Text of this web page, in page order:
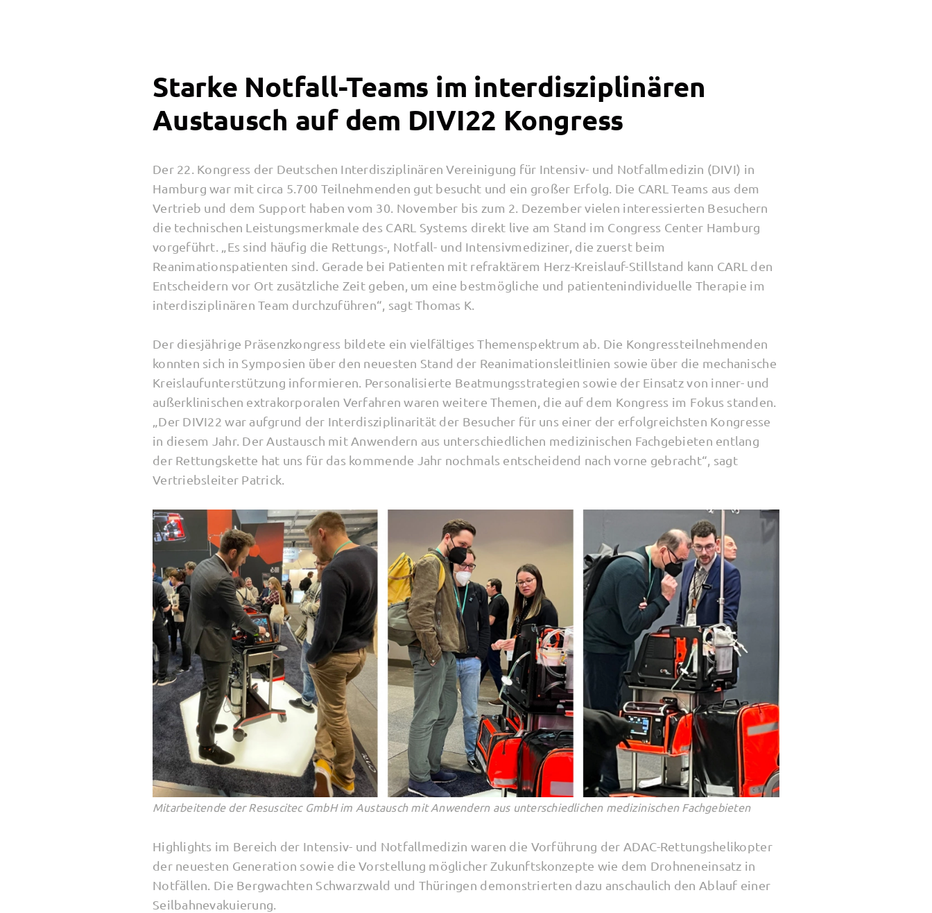
Starke Notfall-Teams im interdisziplinären
Austausch auf dem DIVI22 Kongress
Der 22. Kongress der Deutschen Interdisziplinären Vereinigung für Intensiv- und Notfallmedizin (DIVI) in
Hamburg war mit circa 5.700 Teilnehmenden gut besucht und ein großer Erfolg. Die CARL Teams aus dem
Vertrieb und dem Support haben vom 30. November bis zum 2. Dezember vielen interessierten Besuchern
die technischen Leistungsmerkmale des CARL Systems direkt live am Stand im Congress Center Hamburg
vorgeführt. „Es sind häufig die Rettungs-, Notfall- und Intensivmediziner, die zuerst beim
Reanimationspatienten sind. Gerade bei Patienten mit refraktärem Herz-Kreislauf-Stillstand kann CARL den
Entscheidern vor Ort zusätzliche Zeit geben, um eine bestmögliche und patientenindividuelle Therapie im
interdisziplinären Team durchzuführen“, sagt Thomas K.
Der diesjährige Präsenzkongress bildete ein vielfältiges Themenspektrum ab. Die Kongressteilnehmenden
konnten sich in Symposien über den neuesten Stand der Reanimationsleitlinien sowie über die mechanische
Kreislaufunterstützung informieren. Personalisierte Beatmungsstrategien sowie der Einsatz von inner- und
außerklinischen extrakorporalen Verfahren waren weitere Themen, die auf dem Kongress im Fokus standen.
„Der DIVI22 war aufgrund der Interdisziplinarität der Besucher für uns einer der erfolgreichsten Kongresse
in diesem Jahr. Der Austausch mit Anwendern aus unterschiedlichen medizinischen Fachgebieten entlang
der Rettungskette hat uns für das kommende Jahr nochmals entscheidend nach vorne gebracht“, sagt
Vertriebsleiter Patrick.
Mitarbeitende der Resuscitec GmbH im Austausch mit Anwendern aus unterschiedlichen medizinischen Fachgebieten
Highlights im Bereich der Intensiv- und Notfallmedizin waren die Vorführung der ADAC-Rettungshelikopter
der neuesten Generation sowie die Vorstellung möglicher Zukunftskonzepte wie dem Drohneneinsatz in
Notfällen. Die Bergwachten Schwarzwald und Thüringen demonstrierten dazu anschaulich den Ablauf einer
Seilbahnevakuierung.